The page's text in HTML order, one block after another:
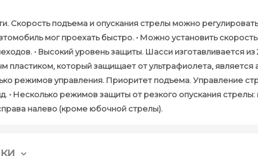
Скорость подъема и опускания стрелы можно
мог проехать быстро. • Можно установить
• Высокий уровень защиты. Шасси изготавливается
пластиком, который защищает от ультрафиолета,
режимов управления. Приоритет подъема. Управление
• Несколько режимов защиты от резкого опускания
налево (кроме юбочной стрелы).